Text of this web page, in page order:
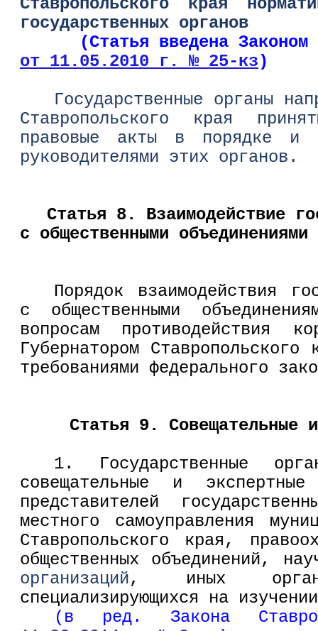
Ставропольского края
государственных органов
(Статья введена Законом
от 11.05.2010 г. № 25-кз)
Государственные органы
Ставропольского края
правовые акты в порядке и
руководителями этих органов.
Статья 8. Взаимодействие
с общественными
Порядок взаимодействия
с общественными
вопросам противодействия
Губернатором
требованиями федерального
Статья 9. Совещательные
1. Государственные
совещательные и
представителей
местного самоуправления
Ставропольского края,
общественных объединений,
организаций, иных
специализирующихся на
(в ред. Закона